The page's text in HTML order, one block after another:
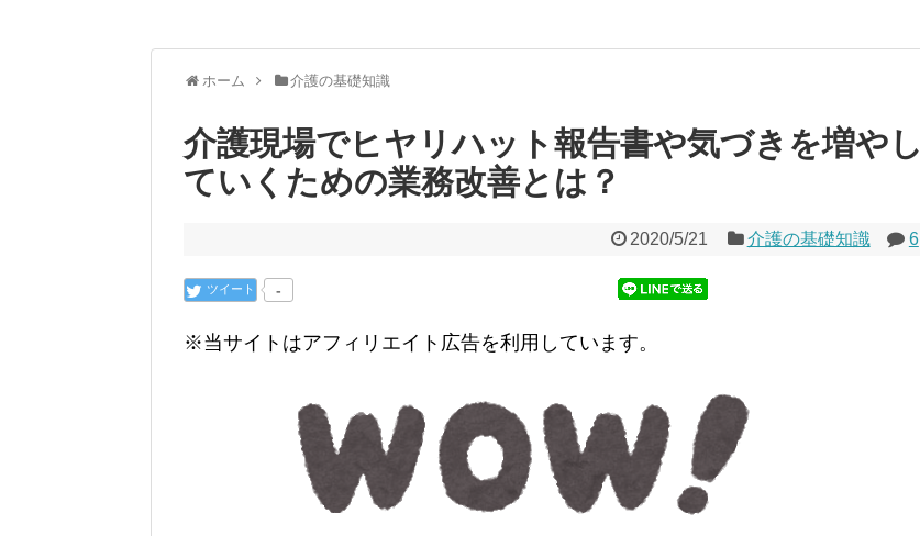
ホーム 介護の基礎知識
介護現場でヒヤリハット報告書や気づきを増やし
ていくための業務改善とは？
2020/5/21 介護の基礎知識 6
-
ツイート
※当サイトはアフィリエイト広告を利用しています。